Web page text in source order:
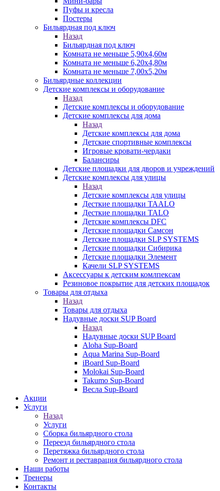
Пуфы и кресла
Постеры
Бильярдная под ключ
Назад
Бильярдная под ключ
Комната не меньше 5,90х4,60м
Комната не меньше 6,20х4,80м
Комната не меньше 7,00х5,20м
Бильярдные коллекции
Детские комплексы и оборудование
Назад
Детские комплексы и оборудование
Детские комплексы для дома
Назад
Детские комплексы для дома
Детские спортивные комплексы
Игровые кровати-чердаки
Балансиры
Детские площадки для дворов и учреждений
Детские комплексы для улицы
Назад
Детские комплексы для улицы
Десткие площадки TAALO
Десткие площадки TALO
Детские комплексы DFC
Детские площадки Самсон
Детские площадки SLP SYSTEMS
Детские площадки Сибирика
Детские площадки Элемент
Качели SLP SYSTEMS
Аксессуары к детским комлпексам
Резиновое покрытие для детских площадок
Товары для отдыха
Назад
Товары для отдыха
Надувные доски SUP Board
Назад
Надувные доски SUP Board
Aloha Sup-Board
Aqua Marina Sup-Board
iBoard Sup-Board
Molokai Sup-Board
Takumo Sup-Board
Весла Sup-Board
Акции
Услуги
Назад
Услуги
Сборка бильярдного стола
Переезд бильярдного стола
Перетяжка бильярдного стола
Ремонт и реставрация бильярдного стола
Наши работы
Тренеры
Контакты